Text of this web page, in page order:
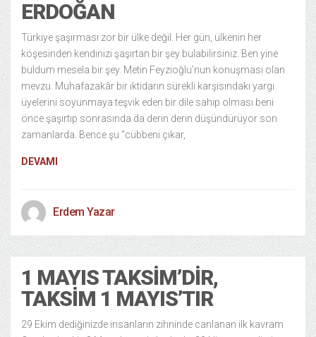
ERDOĞAN
Türkiye şaşırması zor bir ülke değil. Her gün, ülkenin her
köşesinden kendinizi şaşırtan bir şey bulabilirsiniz. Ben yine
buldum mesela bir şey. Metin Feyzioğlu’nun konuşması olan
mevzu. Muhafazakâr bir iktidarın sürekli karşısındaki yargı
üyelerini soyunmaya teşvik eden bir dile sahip olması beni
önce şaşırtıp sonrasında da derin derin düşündürüyor son
zamanlarda. Bence şu “cübbeni çıkar,
DEVAMI
Erdem Yazar
1 MAYIS TAKSIM’DIR,
TAKSIM 1 MAYIS’TIR
29 Ekim dediğinizde insanların zihninde canlanan ilk kavram